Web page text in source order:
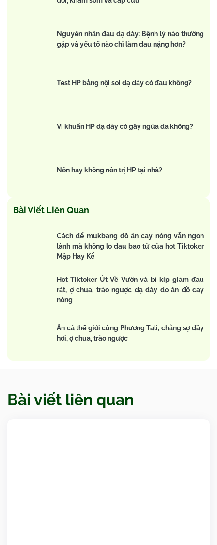
Nguyên nhân đau dạ dày: Bệnh lý nào thường
gặp và yếu tố nào chỉ làm đau nặng hơn?
Test HP bằng nội soi dạ dày có đau không?
Vi khuẩn HP dạ dày có gây ngứa da không?
Nên hay không nên trị HP tại nhà?
Bài Viết Liên Quan
Cách để mukbang đồ ăn cay nóng vẫn ngon
lành mà không lo đau bao tử của hot Tiktoker
Mập Hay Kể
Hot Tiktoker Út Về Vườn và bí kíp giảm đau
rát, ợ chua, trào ngược dạ dày do ăn đồ cay
nóng
Ăn cả thế giới cùng Phương Tali, chẳng sợ đầy
hơi, ợ chua, trào ngược
Bài viết liên quan